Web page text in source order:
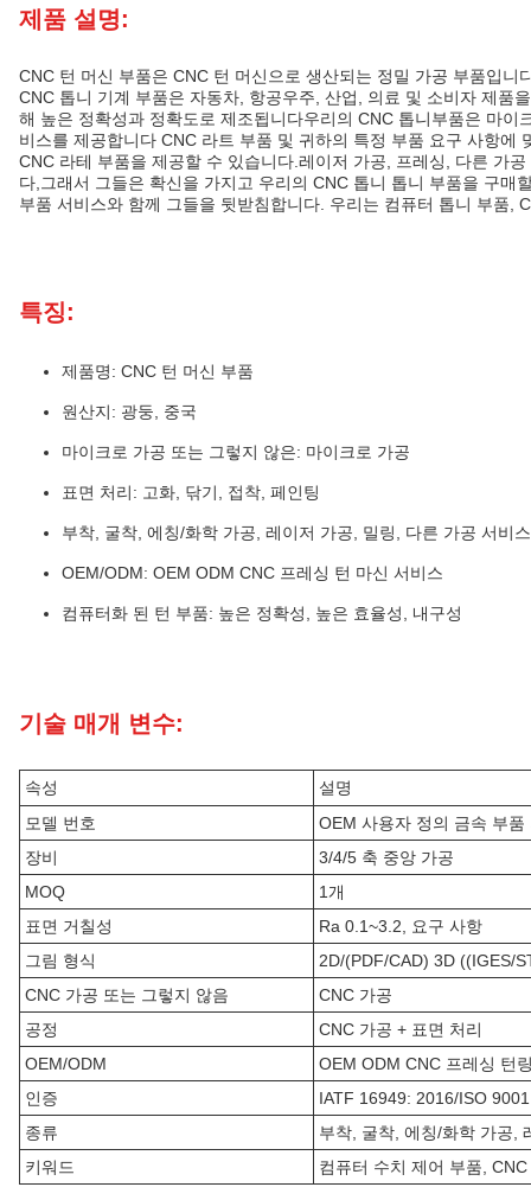
제품 설명:
CNC 턴 머신 부품은 CNC 턴 머신으로 생산되는 정밀 가공 부품입
CNC 톱니 기계 부품은 자동차, 항공우주, 산업, 의료 및 소비자 제품
해 높은 정확성과 정확도로 제조됩니다우리의 CNC 톱니부품은 마
비스를 제공합니다 CNC 라트 부품 및 귀하의 특정 부품 요구 사항
CNC 라테 부품을 제공할 수 있습니다.레이저 가공, 프레싱, 다른 가
다,그래서 그들은 확신을 가지고 우리의 CNC 톱니 톱니 부품을 구
부품 서비스와 함께 그들을 뒷받침합니다. 우리는 컴퓨터 톱니 부품,
특징:
제품명: CNC 턴 머신 부품
원산지: 광둥, 중국
마이크로 가공 또는 그렇지 않은: 마이크로 가공
표면 처리: 고화, 닦기, 접착, 페인팅
부착, 굴착, 에칭/화학 가공, 레이저 가공, 밀링, 다른 가공 서비
OEM/ODM: OEM ODM CNC 프레싱 턴 마신 서비스
컴퓨터화 된 턴 부품: 높은 정확성, 높은 효율성, 내구성
기술 매개 변수:
속성
설명
모델 번호
OEM 사용자 정의 금속 부품
장비
3/4/5 축 중앙 가공
MOQ
1개
표면 거칠성
Ra 0.1~3.2, 요구 사항
그림 형식
2D/(PDF/CAD) 3D ((IGES/
CNC 가공 또는 그렇지 않음
CNC 가공
공정
CNC 가공 + 표면 처리
OEM/ODM
OEM ODM CNC 프레싱 턴
인증
IATF 16949: 2016/ISO
종류
부착, 굴착, 에칭/화학 가공,
키워드
컴퓨터 수치 제어 부품,